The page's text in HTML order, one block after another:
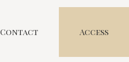
Contact Access